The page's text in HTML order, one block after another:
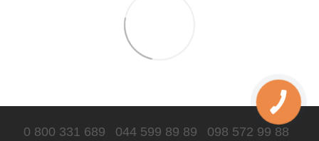
0 800 331 689 044 599 89 89 098 572 99 88